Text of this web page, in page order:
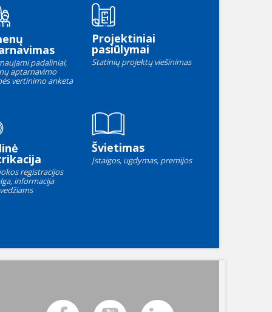
padaliniai,
aptarnavimo
vertinimo anketa
Projektiniai
pasiūlymai
Statinių projektų viešinimas
registracijos
informacija
Švietimas
Įstaigos, ugdymas, premijos